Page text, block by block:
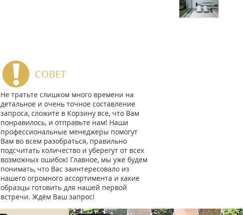
СОВЕТ
Не тратьте слишком много времени на
детальное и очень точное составление
запроса, сложите в Корзину все, что Вам
понравилось, и отправьте нам! Наши
профессиональные менеджеры помогут
Вам во всем разобраться, правильно
подсчитать количество и уберегут от всех
возможных ошибок! Главное, мы уже будем
понимать, что Вас заинтересовало из
нашего огромного ассортимента и какие
образцы готовить для нашей первой
встречи. Ждём Ваш запрос!